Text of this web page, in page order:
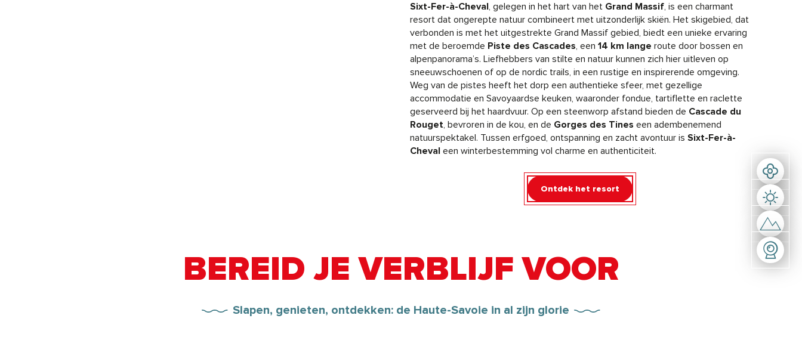
Sixt-Fer-à-Cheval, gelegen in het hart van het Grand Massif, is een charmant
resort dat ongerepte natuur combineert met uitzonderlijk skiën. Het skigebied, dat
verbonden is met het uitgestrekte Grand Massif gebied, biedt een unieke ervaring
met de beroemde Piste des Cascades, een 14 km lange route door bossen en
alpenpanorama’s. Liefhebbers van stilte en natuur kunnen zich hier uitleven op
sneeuwschoenen of op de nordic trails, in een rustige en inspirerende omgeving.
Weg van de pistes heeft het dorp een authentieke sfeer, met gezellige
accommodatie en Savoyaardse keuken, waaronder fondue, tartiflette en raclette
geserveerd bij het haardvuur. Op een steenworp afstand bieden de Cascade du
Rouget, bevroren in de kou, en de Gorges des Tines een adembenemend
natuurspektakel. Tussen erfgoed, ontspanning en zacht avontuur is Sixt-Fer-à-
Cheval een winterbestemming vol charme en authenticiteit.
Ontdek het resort
BEREID JE VERBLIJF VOOR
Slapen, genieten, ontdekken: de Haute-Savoie in al zijn glorie